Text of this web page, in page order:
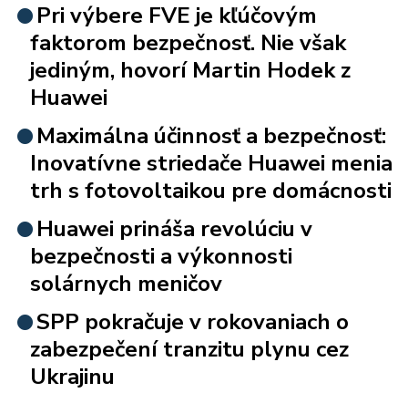
Pri výbere FVE je kľúčovým
faktorom bezpečnosť. Nie však
jediným, hovorí Martin Hodek z
Huawei
Maximálna účinnosť a bezpečnosť:
Inovatívne striedače Huawei menia
trh s fotovoltaikou pre domácnosti
Huawei prináša revolúciu v
bezpečnosti a výkonnosti
solárnych meničov
SPP pokračuje v rokovaniach o
zabezpečení tranzitu plynu cez
Ukrajinu